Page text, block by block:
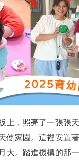
上，照亮了一張張
家園。這裡安置
大。踏進機構的那